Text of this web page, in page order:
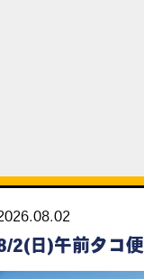
2(日)午前タコ便